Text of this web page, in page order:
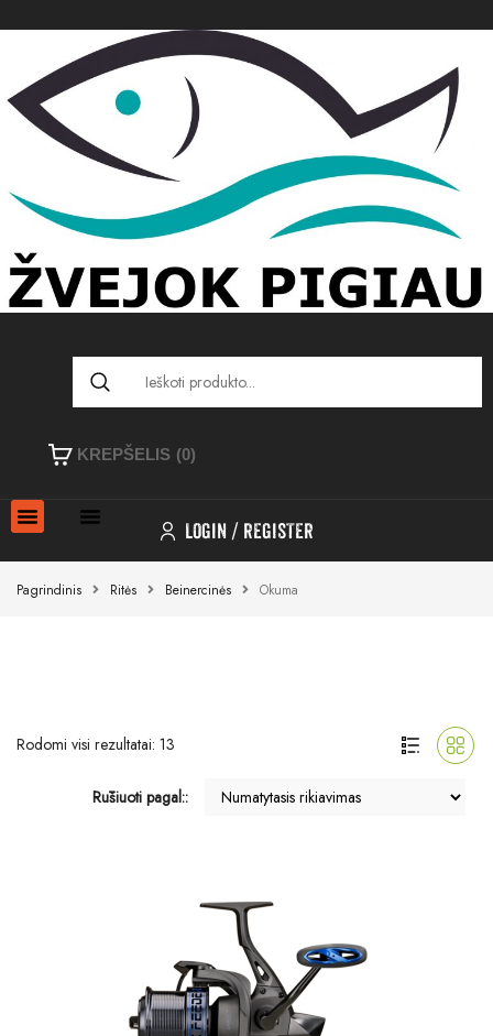
KREPŠELIS (0)
LOGIN REGISTER
Pagrindinis Ritės Beinercinės Okuma
Rodomi visi rezultatai: 13
Rūšiuoti pagal::